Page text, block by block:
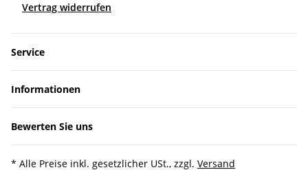
Vertrag widerrufen
Service
Informationen
Bewerten Sie uns
* Alle Preise inkl. gesetzlicher USt., zzgl. Versand